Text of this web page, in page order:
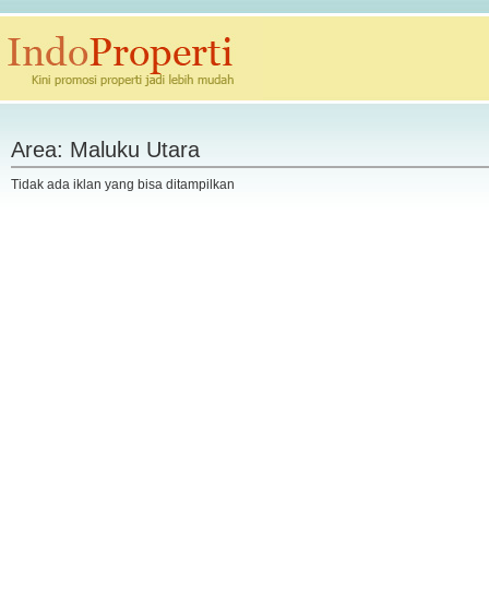
Area: Maluku Utara
Tidak ada iklan yang bisa ditampilkan